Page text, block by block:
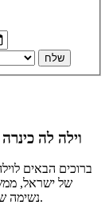
שלח
וילה לה
ברוכים הבאים
של ישראל, ממש
נשימה של ההרים והכנרת, מקום מושלם לנופש פרטי ומרגיע.